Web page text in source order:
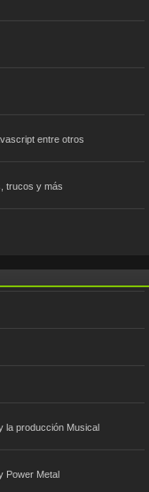
entre otros
trucos y más
la producción Musical
Power Metal